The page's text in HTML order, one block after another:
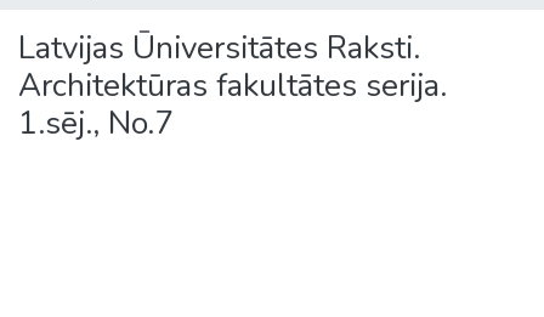
Latvijas Ūniversitātes Raksti.
Architektūras fakultātes serija.
1.sēj., No.7